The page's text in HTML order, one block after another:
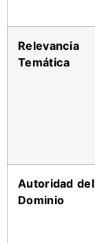
Relevancia
Temática
Autoridad del
Dominio